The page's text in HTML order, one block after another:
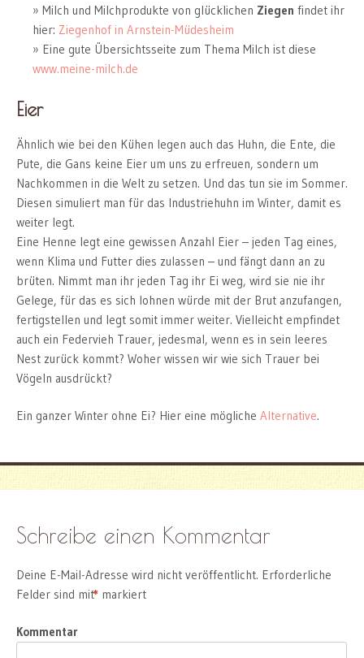
Milch und Milchprodukte von glücklichen Ziegen findet ihr
hier: Ziegenhof in Arnstein-Müdesheim
Eine gute Übersichtsseite zum Thema Milch ist diese
www.meine-milch.de
Eier
Ähnlich wie bei den Kühen legen auch das Huhn, die Ente, die
Pute, die Gans keine Eier um uns zu erfreuen, sondern um
Nachkommen in die Welt zu setzen. Und das tun sie im Sommer.
Diesen simuliert man für das Industriehuhn im Winter, damit es
weiter legt.
Eine Henne legt eine gewissen Anzahl Eier – jeden Tag eines,
wenn Klima und Futter dies zulassen – und fängt dann an zu
brüten. Nimmt man ihr jeden Tag ihr Ei weg, wird sie nie ihr
Gelege, für das es sich lohnen würde mit der Brut anzufangen,
fertigstellen und legt somit immer weiter. Vielleicht empfindet
auch ein Federvieh Trauer, jedesmal, wenn es in sein leeres
Nest zurück kommt? Woher wissen wir wie sich Trauer bei
Vögeln ausdrückt?
Ein ganzer Winter ohne Ei? Hier eine mögliche Alternative.
Schreibe einen Kommentar
Deine E-Mail-Adresse wird nicht veröffentlicht. Erforderliche
Felder sind mit
* markiert
Kommentar